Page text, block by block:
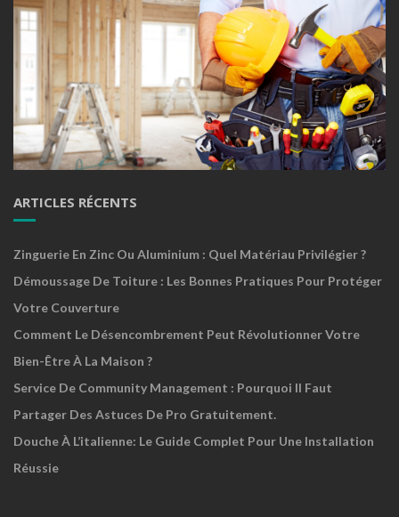
ARTICLES RÉCENTS
Zinguerie En Zinc Ou Aluminium : Quel Matériau Privilégier ?
Démoussage De Toiture : Les Bonnes Pratiques Pour Protéger
Votre Couverture
Comment Le Désencombrement Peut Révolutionner Votre
Bien-Être À La Maison ?
Service De Community Management : Pourquoi Il Faut
Partager Des Astuces De Pro Gratuitement.
Douche À L’italienne: Le Guide Complet Pour Une Installation
Réussie